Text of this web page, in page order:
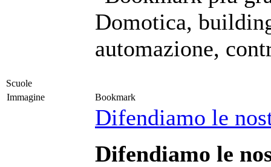
Domotica,
automazione,
Scuole
Immagine
Bookmark
Difendiamo le
Difendiamo le